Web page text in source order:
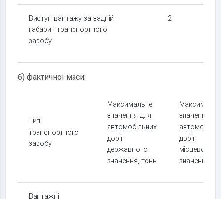
Виступ вантажу за задній
габарит транспортного
засобу
2
б) фактичної маси:
Тип
транспортного
засобу
Максимальне
значення для
автомобільних
доріг
державного
значення, тонн
значення
доріг
місцевого
значення,
Вантажні